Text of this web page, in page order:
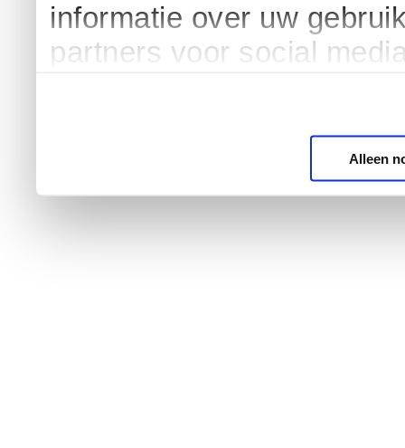
informatie over uw
partners voor social
Alleen